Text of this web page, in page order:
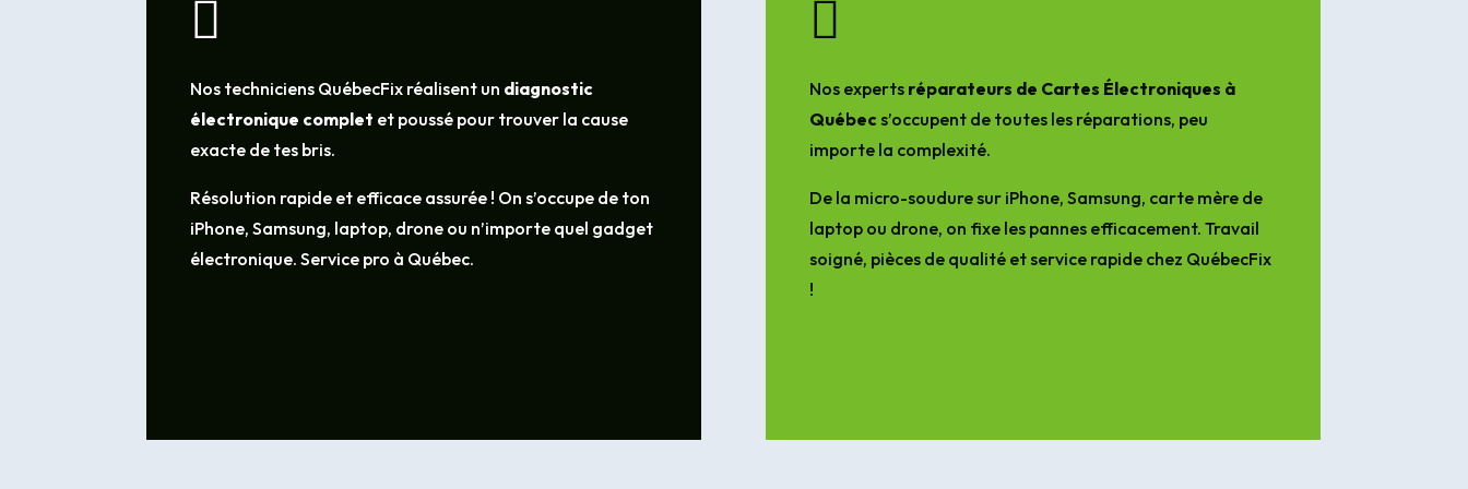

Nos techniciens QuébecFix réalisent un diagnostic
électronique complet et poussé pour trouver la cause
exacte de tes bris.
Résolution rapide et efficace assurée ! On s’occupe de ton
iPhone, Samsung, laptop, drone ou n’importe quel gadget
électronique. Service pro à Québec.

Nos experts réparateurs de Cartes Électroniques à
Québecs’occupent de toutes les réparations, peu
importe la complexité.
De la micro-soudure sur iPhone, Samsung, carte mère de
laptop ou drone, on fixe les pannes efficacement. Travail
soigné, pièces de qualité et service rapide chez QuébecFix
!